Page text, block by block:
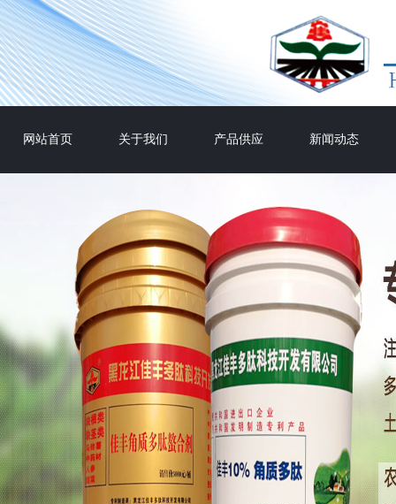
网站首页 关于我们 产品供应 新闻动态